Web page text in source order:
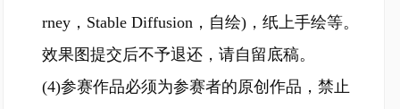
rney，Stable Diffusion，自绘)，纸上手绘等。
效果图提交后不予退还，请自留底稿。
(4)参赛作品必须为参赛者的原创作品，禁止